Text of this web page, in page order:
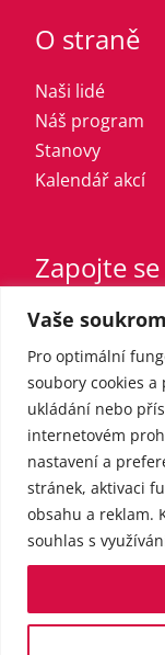
Vaše
Pro optimální
soubory cookies
ukládání nebo
internetovém
nastavení a
stránek, aktivaci
obsahu a reklam.
souhlas s
O straně
Naši lidé
Náš program
Stanovy
Kalendář akcí
Zapojte se
Vstupte do
Registrovaný
Přispějte
Pro média
Kontakt
Tiskové zprávy